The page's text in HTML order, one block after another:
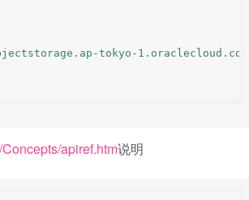
tokyo-
apiref.htm说明